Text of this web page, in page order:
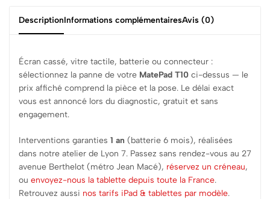
DescriptionInformations complémentairesAvis (0)
Écran cassé, vitre tactile, batterie ou connecteur :
sélectionnez la panne de votre MatePad T10 ci-dessus — le
prix affiché comprend la pièce et la pose. Le délai exact
vous est annoncé lors du diagnostic, gratuit et sans
engagement.
Interventions garanties 1 an (batterie 6 mois), réalisées
dans notre atelier de Lyon 7. Passez sans rendez-vous au 27
avenue Berthelot (métro Jean Macé), réservez un créneau,
ou envoyez-nous la tablette depuis toute la France.
Retrouvez aussi nos tarifs iPad & tablettes par modèle.